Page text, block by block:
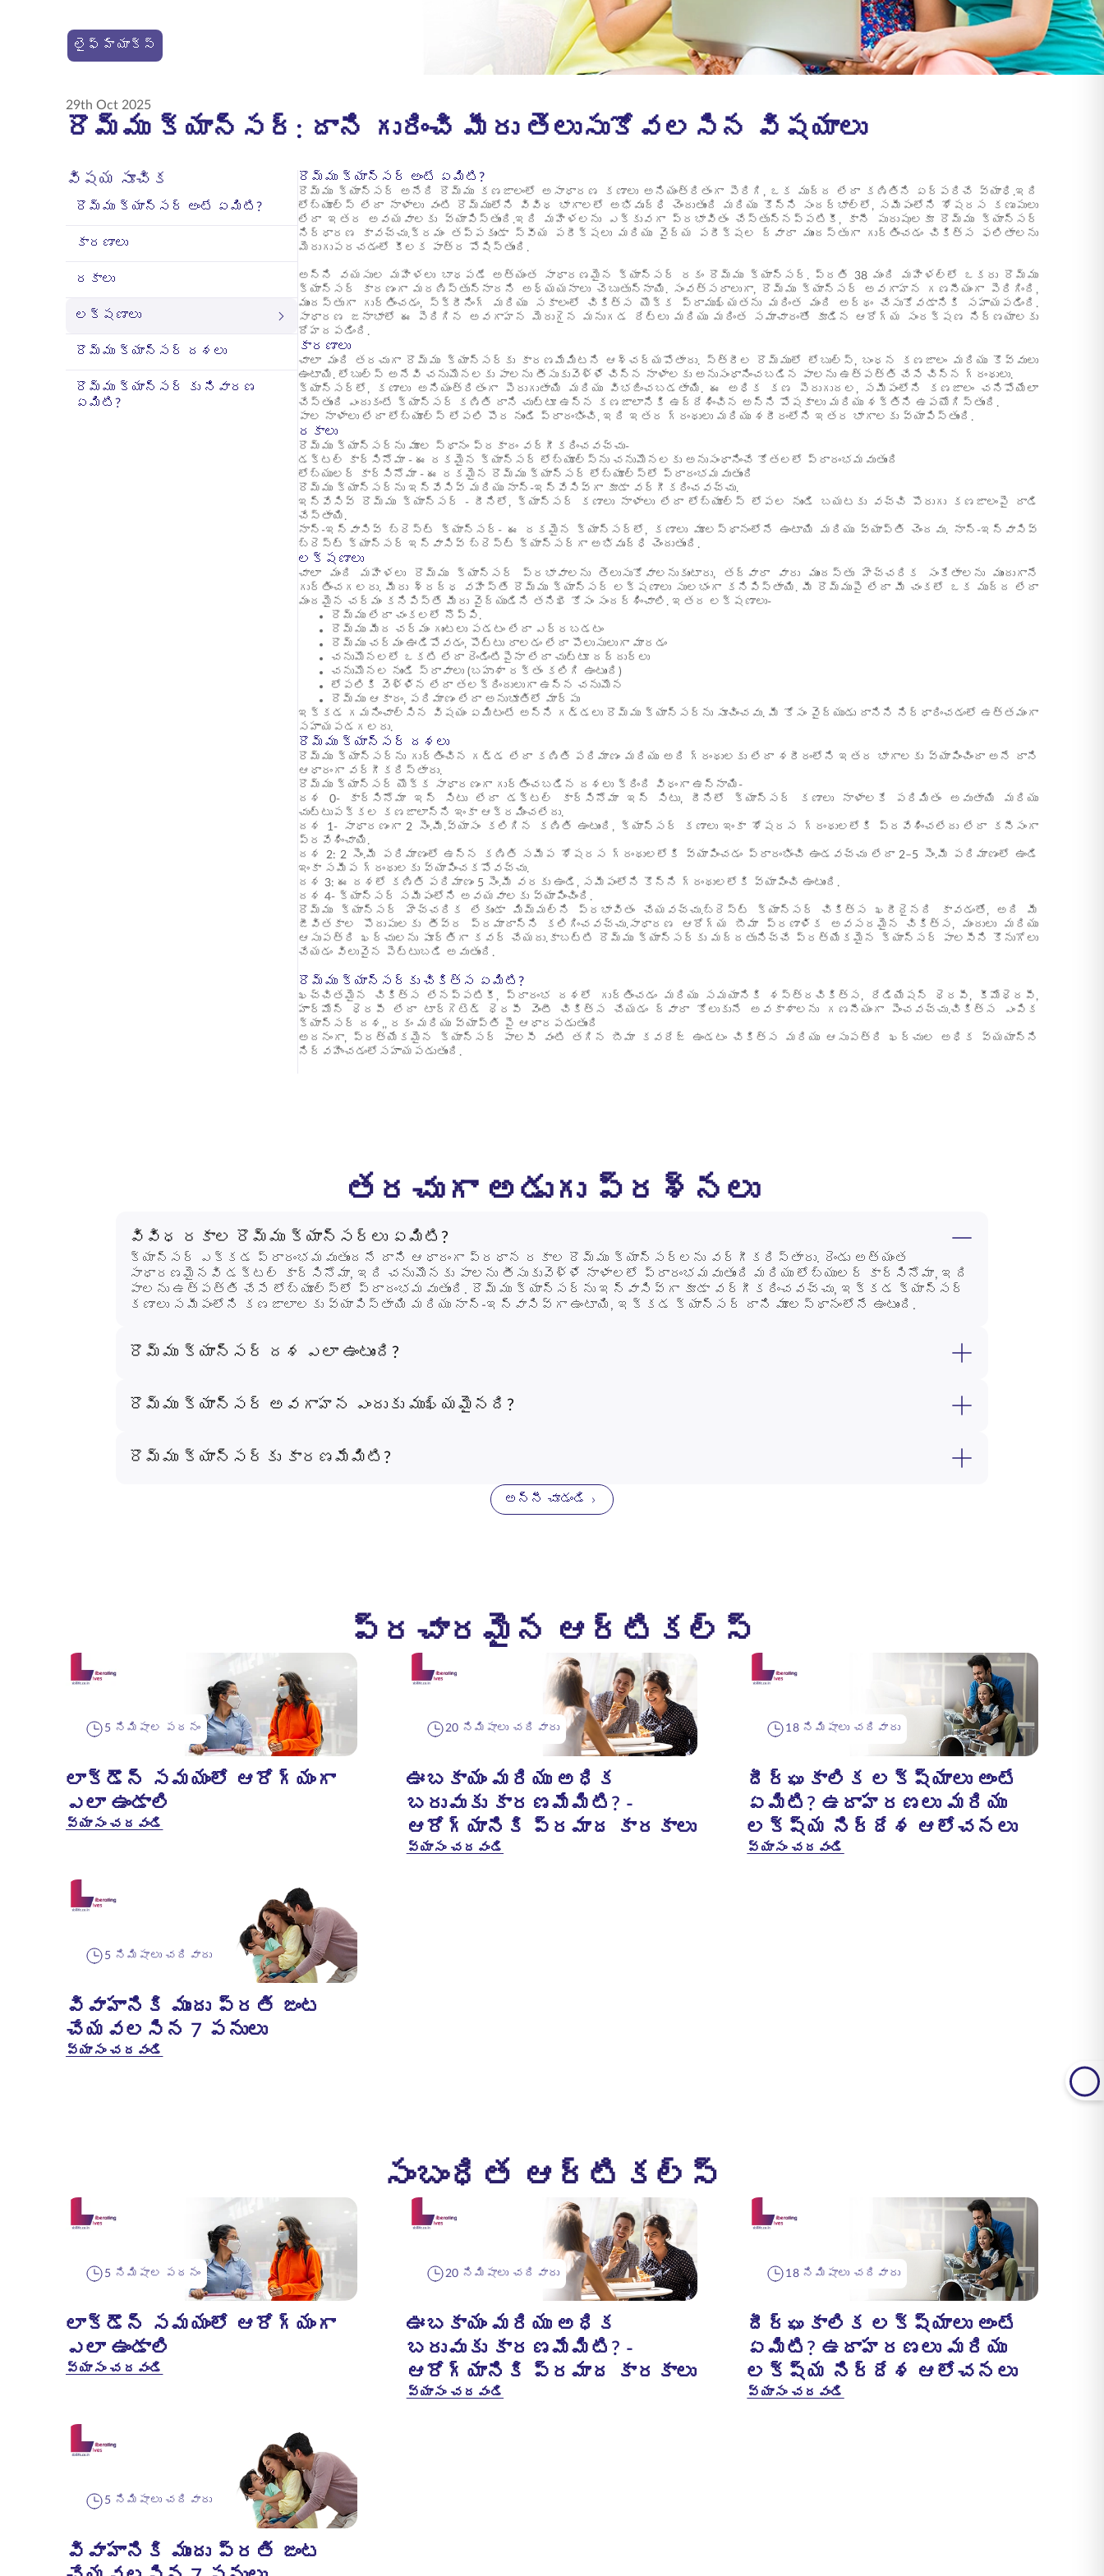
లైఫ్ హ్యాక్స్
29th Oct 2025
రొమ్ము క్యాన్సర్: దాని గురించి మీరు తెలుసుకోవలసిన విషయాలు
విషయ సూచిక
రొమ్ము క్యాన్సర్ అంటే ఏమిటి?
కారణాలు
రకాలు
లక్షణాలు
రొమ్ము క్యాన్సర్ దశలు
రొమ్ము క్యాన్సర్ కు నివారణ
ఏమిటి?
రొమ్ము క్యాన్సర్ అంటే ఏమిటి?
రొమ్ము క్యాన్సర్ అనేది రొమ్ము కణజాలంలో అసాధారణ కణాలు అనియంత్రితంగా పెరిగి, ఒక ముద్ద లేదా కణితిని ఏర్పరిచే వ్యాధి.ఇది
లోబ్యూల్స్ లేదా నాళాలు వంటి రొమ్ములోని వివిధ భాగాలలో అభివృద్ధి చెందుతుంది మరియు కొన్ని సందర్భాల్లో, సమీపంలోని శోషరస కణుపులు
లేదా ఇతర అవయవాలకు వ్యాపిస్తుంది.ఇది మహిళలను ఎక్కువగా ప్రభావితం చేస్తున్నప్పటికీ, కానీ పురుషులకూ రొమ్ము క్యాన్సర్
నిర్ధారణ కావచ్చు.క్రమం తప్పకుండా స్వీయ పరీక్షలు మరియు వైద్య పరీక్షల ద్వారా ముందస్తుగా గుర్తించడం చికిత్స ఫలితాలను
మెరుగుపరచడంలో కీలక పాత్ర పోషిస్తుంది.
అన్ని వయసుల మహిళలు బాధపడే అత్యంత సాధారణమైన క్యాన్సర్ రకం రొమ్ము క్యాన్సర్. ప్రతి 38 మంది మహిళల్లో ఒకరు రొమ్ము
క్యాన్సర్ కారణంగా మరణిస్తున్నారని అధ్యయనాలు చెబుతున్నాయి. సంవత్సరాలుగా, రొమ్ము క్యాన్సర్ అవగాహన గణనీయంగా పెరిగింది,
ముందస్తుగా గుర్తించడం, స్క్రీనింగ్ మరియు సకాలంలో చికిత్స యొక్క ప్రాముఖ్యతను మరింత మంది అర్థం చేసుకోవడానికి సహాయపడింది.
సాధారణ జనాభాలో ఈ పెరిగిన అవగాహన మెరుగైన మనుగడ రేట్లు మరియు మరింత సమాచారంతో కూడిన ఆరోగ్య సంరక్షణ నిర్ణయాలకు
దోహదపడింది.
కారణాలు
చాలా మంది తరచుగా రొమ్ము క్యాన్సర్‌కు కారణమేమిటని ఆశ్చర్యపోతారు. స్త్రీల రొమ్ములో లోబుల్స్, బంధన కణజాలం మరియు కొవ్వులు
ఉంటాయి. లోబుల్స్ అనేవి చనుమొనలకు పాలను తీసుకువెళ్ళే చిన్న నాళాలకు అనుసంధానించబడిన పాలను ఉత్పత్తి చేసే చిన్న గ్రంథులు.
క్యాన్సర్‌లో, కణాలు అనియంత్రితంగా పెరుగుతాయి మరియు విభజించబడతాయి. ఈ అధిక కణ పెరుగుదల, సమీపంలోని కణజాలం చనిపోయేలా
చేస్తుంది ఎందుకంటే క్యాన్సర్ కణితి దాని చుట్టూ ఉన్న కణజాలానికి ఉద్దేశించిన అన్ని పోషకాలు మరియు శక్తిని ఉపయోగిస్తుంది.
పాల నాళాలు లేదా లోబ్యూల్స్ లోపలి పొర నుండి ప్రారంభించి, ఇది ఇతర గ్రంథులు మరియు శరీరంలోని ఇతర భాగాలకు వ్యాపిస్తుంది.
రకాలు
రొమ్ము క్యాన్సర్‌ను మూల స్థానం ప్రకారం వర్గీకరించవచ్చు-
డక్టల్ కార్సినోమా - ఈ రకమైన క్యాన్సర్ లోబ్యూల్స్‌ను చనుమొనలకు అనుసంధానించే కోతలలో ప్రారంభమవుతుంది
లోబ్యులర్ కార్సినోమా - ఈ రకమైన రొమ్ము క్యాన్సర్ లోబ్యూల్స్‌లో ప్రారంభమవుతుంది
రొమ్ము క్యాన్సర్‌ను ఇన్వేసివ్ మరియు నాన్-ఇన్వేసివ్‌గా కూడా వర్గీకరించవచ్చు.
ఇన్వేసివ్ రొమ్ము క్యాన్సర్ - దీనిలో, క్యాన్సర్ కణాలు నాళాలు లేదా లోబ్యూల్స్ లోపల నుండి బయటకు వచ్చి పొరుగు కణజాలంపై దాడి
చేస్తాయి.
నాన్-ఇన్వాసివ్ బ్రెస్ట్ క్యాన్సర్- ఈ రకమైన క్యాన్సర్‌లో, కణాలు మూలస్థానంలోనే ఉంటాయి మరియు వ్యాప్తి చెందవు. నాన్-ఇన్వాసివ్
బ్రెస్ట్ క్యాన్సర్ ఇన్వాసివ్ బ్రెస్ట్ క్యాన్సర్‌గా అభివృద్ధి చెందుతుంది.
లక్షణాలు
చాలా మంది మహిళలు రొమ్ము క్యాన్సర్ ప్రభావాలను తెలుసుకోవాలనుకుంటారు, తద్వారా వారు ముందస్తు హెచ్చరిక సంకేతాలను ముందుగానే
గుర్తించగలరు. మీరు శ్రద్ధ వహిస్తే రొమ్ము క్యాన్సర్ లక్షణాలు సులభంగా కనిపిస్తాయి. మీ రొమ్ముపై లేదా మీ చంకలో ఒక ముద్ద లేదా
మందమైన చర్మం కనిపిస్తే మీరు వైద్యుడిని తనిఖీ కోసం సందర్శించాలి. ఇతర లక్షణాలు-
రొమ్ము లేదా చంకలలో నొప్పి.
రొమ్ము మీద చర్మం గుంటలు పడటం లేదా ఎర్రబడటం
రొమ్ము చర్మం ఊడిపోవడం, పొట్టు రాలడం లేదా పొలుసులుగా మారడం
చనుమొనలలో ఒకటి లేదా రెండింటిపైనా లేదా చుట్టూ దద్దుర్లు
చనుమొనల నుండి స్రావాలు (బహుశా రక్తం కలిగి ఉంటుంది)
లోపలికి వెళ్ళిన లేదా తలక్రిందులుగా ఉన్న చనుమొన
రొమ్ము ఆకారం, పరిమాణం లేదా అనుభూతిలో మార్పు
ఇక్కడ గమనించాల్సిన విషయం ఏమిటంటే అన్ని గడ్డలు రొమ్ము క్యాన్సర్‌ను సూచించవు. మీ కోసం వైద్యుడు దానిని నిర్ధారించడంలో ఉత్తమంగా
సహాయపడగలరు.
రొమ్ము క్యాన్సర్ దశలు
రొమ్ము క్యాన్సర్‌ను గుర్తించిన గడ్డ లేదా కణితి పరిమాణం మరియు అది గ్రంథులకు లేదా శరీరంలోని ఇతర భాగాలకు వ్యాపించిందా అనే దాని
ఆధారంగా వర్గీకరిస్తారు.
రొమ్ము క్యాన్సర్ యొక్క సాధారణంగా గుర్తించబడిన దశలు క్రింది విధంగా ఉన్నాయి-
దశ 0- కార్సినోమా ఇన్ సిటు లేదా డక్టల్ కార్సినోమా ఇన్ సిటు, దీనిలో క్యాన్సర్ కణాలు నాళాలకే పరిమితం అవుతాయి మరియు
చుట్టుపక్కల కణజాలాన్ని ఇంకా ఆక్రమించలేదు.
దశ 1- సాధారణంగా 2 సెం.మీ.వ్యాసం కలిగిన కణితి ఉంటుంది, క్యాన్సర్ కణాలు ఇంకా శోషరస గ్రంథులలోకి ప్రవేశించలేదు లేదా కనీసంగా
ప్రవేశించాయి.
దశ 2: 2 సెం.మీ పరిమాణంలో ఉన్న కణితి సమీప శోషరస గ్రంథులలోకి వ్యాపించడం ప్రారంభించి ఉండవచ్చు లేదా 2–5 సెం.మీ పరిమాణంలో ఉండి
ఇంకా సమీప గ్రంథులకు వ్యాపించకపోవచ్చు.
దశ 3: ఈ దశలో కణితి పరిమాణం 5 సెం.మీ వరకు ఉండి, సమీపంలోని కొన్ని గ్రంథులలోకి వ్యాపించి ఉంటుంది.
దశ 4- క్యాన్సర్ సమీపంలోని అవయవాలకు వ్యాపించింది.
రొమ్ము క్యాన్సర్ హెచ్చరిక లేకుండా మిమ్మల్ని ప్రభావితం చేయవచ్చు.బ్రెస్ట్ క్యాన్సర్ చికిత్స ఖరీదైనది కావడంతో, అది మీ
జీవితకాల పొదుపులకు తీవ్ర ప్రమాదాన్ని కలిగించవచ్చు.సాధారణ ఆరోగ్య బీమా ప్రణాళిక అవసరమైన చికిత్స, మందులు మరియు
ఆసుపత్రి ఖర్చులను పూర్తిగా కవర్ చేయదు.కాబట్టి రొమ్ము క్యాన్సర్‌కు మద్దతునిచ్చే ప్రత్యేకమైన క్యాన్సర్ పాలసీని కొనుగోలు
చేయడం విలువైన పెట్టుబడి అవుతుంది.
రొమ్ము క్యాన్సర్‌కు చికిత్స ఏమిటి?
ఖచ్చితమైన చికిత్స లేనప్పటికీ, ప్రారంభ దశలో గుర్తించడం మరియు సమయానికి శస్త్రచికిత్స, రేడియేషన్ థెరపీ, కీమోథెరపీ,
హార్మోన్ థెరపీ లేదా టార్గెటెడ్ థెరపీ వెంటీ చికిత్స చేయడం ద్వారా కోలుకునే అవకాశాలను గణనీయంగా పెంచవచ్చు.చికిత్స ఎంపిక
క్యాన్సర్ దశ,, రకం మరియు వ్యాప్తి పై ఆధారపడుతుంది
అదనంగా, ప్రత్యేకమైన క్యాన్సర్ పాలసీ వంటి తగిన బీమా కవరేజ్ ఉండటం చికిత్స మరియు ఆసుపత్రి ఖర్చుల అధిక వ్యయాన్ని
నిర్వహించడంలోసహాయపడుతుంది.
తరచుగా అడుగు ప్రశ్నలు
వివిధ రకాల రొమ్ము క్యాన్సర్లు ఏమిటి?
క్యాన్సర్ ఎక్కడ ప్రారంభమవుతుందనే దాని ఆధారంగా ప్రధాన రకాల రొమ్ము క్యాన్సర్‌లను వర్గీకరిస్తారు. రెండు అత్యంత
సాధారణమైనవి డక్టల్ కార్సినోమా, ఇది చనుమొనకు పాలను తీసుకువెళ్ళే నాళాలలో ప్రారంభమవుతుంది మరియు లోబ్యులర్ కార్సినోమా, ఇది
పాలను ఉత్పత్తి చేసే లోబ్యూల్స్‌లో ప్రారంభమవుతుంది. రొమ్ము క్యాన్సర్‌ను ఇన్వాసివ్‌గా కూడా వర్గీకరించవచ్చు, ఇక్కడ క్యాన్సర్
కణాలు సమీపంలోని కణజాలాలకు వ్యాపిస్తాయి మరియు నాన్-ఇన్వాసివ్‌గా ఉంటాయి, ఇక్కడ క్యాన్సర్ దాని మూలస్థానంలోనే ఉంటుంది.
రొమ్ము క్యాన్సర్ దశ ఎలా ఉంటుంది?
రొమ్ము క్యాన్సర్ అవగాహన ఎందుకు ముఖ్యమైనది?
రొమ్ము క్యాన్సర్‌కు కారణమేమిటి?
అన్నీ చూడండి
ప్రచారమైన ఆర్టికల్స్
5 నిమిషాల పఠనం
లాక్‌డౌన్ సమయంలో ఆరోగ్యంగా
ఎలా ఉండాలి
వ్యాసం చదవండి
20 నిమిషాలు చదివారు
ఊబకాయం మరియు అధిక
బరువుకు కారణమేమిటి? -
ఆరోగ్యానికి ప్రమాద కారకాలు
వ్యాసం చదవండి
18 నిమిషాలు చదివారు
దీర్ఘకాలిక లక్ష్యాలు అంటే
ఏమిటి? ఉదాహరణలు మరియు
లక్ష్య నిర్దేశ ఆలోచనలు
వ్యాసం చదవండి
5 నిమిషాలు చదివారు
వివాహానికి ముందు ప్రతి జంట
చేయవలసిన 7 పనులు
వ్యాసం చదవండి
సంబంధిత ఆర్టికల్స్
5 నిమిషాల పఠనం
లాక్‌డౌన్ సమయంలో ఆరోగ్యంగా
ఎలా ఉండాలి
వ్యాసం చదవండి
20 నిమిషాలు చదివారు
ఊబకాయం మరియు అధిక
బరువుకు కారణమేమిటి? -
ఆరోగ్యానికి ప్రమాద కారకాలు
వ్యాసం చదవండి
18 నిమిషాలు చదివారు
దీర్ఘకాలిక లక్ష్యాలు అంటే
ఏమిటి? ఉదాహరణలు మరియు
లక్ష్య నిర్దేశ ఆలోచనలు
వ్యాసం చదవండి
5 నిమిషాలు చదివారు
వివాహానికి ముందు ప్రతి జంట